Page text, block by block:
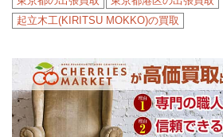
起立木工(KIRITSU MOKKO)の買取